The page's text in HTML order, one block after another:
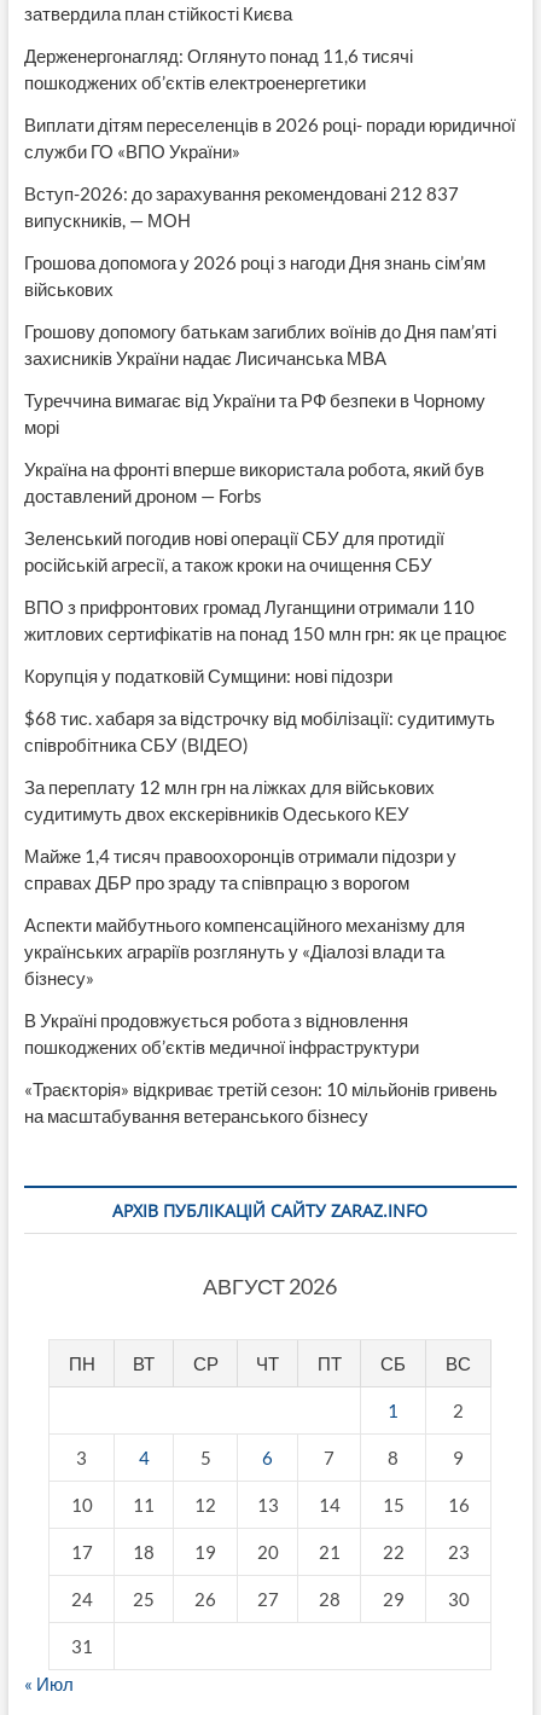
затвердила план стійкості Києва
Держенергонагляд: Оглянуто понад 11,6 тисячі
пошкоджених об’єктів електроенергетики
Виплати дітям переселенців в 2026 році- поради юридичної
служби ГО «ВПО України»
Вступ-2026: до зарахування рекомендовані 212 837
випускників, — МОН
Грошова допомога у 2026 році з нагоди Дня знань сім’ям
військових
Грошову допомогу батькам загиблих воїнів до Дня пам’яті
захисників України надає Лисичанська МВА
Туреччина вимагає від України та РФ безпеки в Чорному
морі
Україна на фронті вперше використала робота, який був
доставлений дроном — Forbs
Зеленський погодив нові операції СБУ для протидії
російській агресії, а також кроки на очищення СБУ
ВПО з прифронтових громад Луганщини отримали 110
житлових сертифікатів на понад 150 млн грн: як це працює
Корупція у податковій Сумщини: нові підозри
$68 тис. хабаря за відстрочку від мобілізації: судитимуть
співробітника СБУ (ВІДЕО)
За переплату 12 млн грн на ліжках для військових
судитимуть двох екскерівників Одеського КЕУ
Майже 1,4 тисяч правоохоронців отримали підозри у
справах ДБР про зраду та співпрацю з ворогом
Аспекти майбутнього компенсаційного механізму для
українських аграріїв розглянуть у «Діалозі влади та
бізнесу»
В Україні продовжується робота з відновлення
пошкоджених об’єктів медичної інфраструктури
«Траєкторія» відкриває третій сезон: 10 мільйонів гривень
на масштабування ветеранського бізнесу
АРХІВ ПУБЛІКАЦІЙ САЙТУ ZARAZ.INFO
АВГУСТ 2026
ПН ВТ СР ЧТ ПТ СБ ВС
1 2
3 4 5 6 7 8 9
10 11 12 13 14 15 16
17 18 19 20 21 22 23
24 25 26 27 28 29 30
31
« Июл